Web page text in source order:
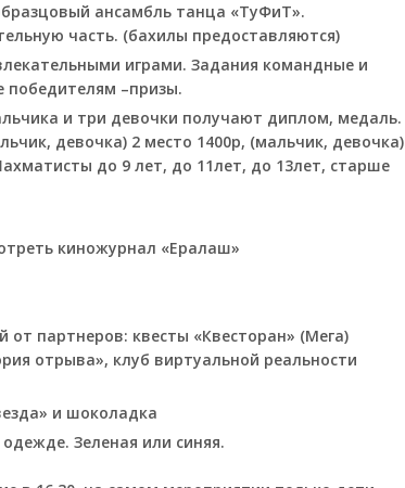
ансамбль танца «ТуФиТ».
часть. (бахилы предоставляются)
играми. Задания командные и
–призы.
и три девочки получают диплом, медаль.
девочка) 2 место 1400р, (мальчик, девочка)
до 9 лет, до 11лет, до 13лет, старше
киножурнал «Ералаш»
партнеров: квесты «Квесторан» (Мега)
отрыва», клуб виртуальной реальности
и шоколадка
Зеленая или синяя.